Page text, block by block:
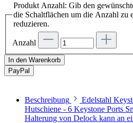
Produkt Anzahl: Gib den
die Schaltflächen um die Anzahl zu
reduzieren.
Anzahl
In den Warenkorb
PayPal
Beschreibung
Edelstahl
Hutschiene - 6 Keystone Ports
Halterung von Delock kann an